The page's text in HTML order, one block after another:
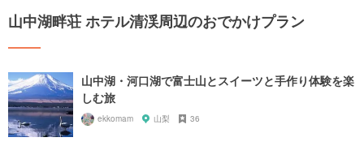
山中湖畔荘 ホテル清渓周辺のおでかけプラン
山中湖・河口湖で富士山とスイーツと手作り体験を楽
しむ旅
ekkomam 山梨 36